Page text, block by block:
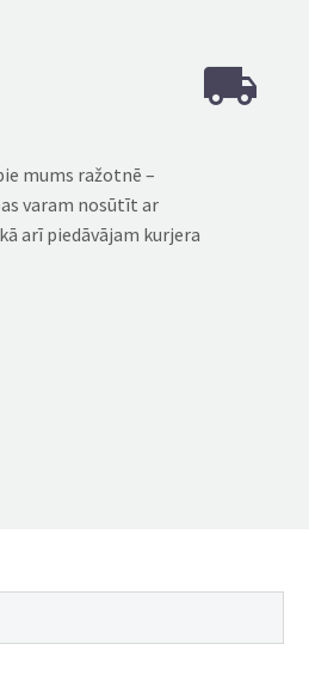


mums ražotnē –
varam nosūtīt ar
arī piedāvājam kurjera